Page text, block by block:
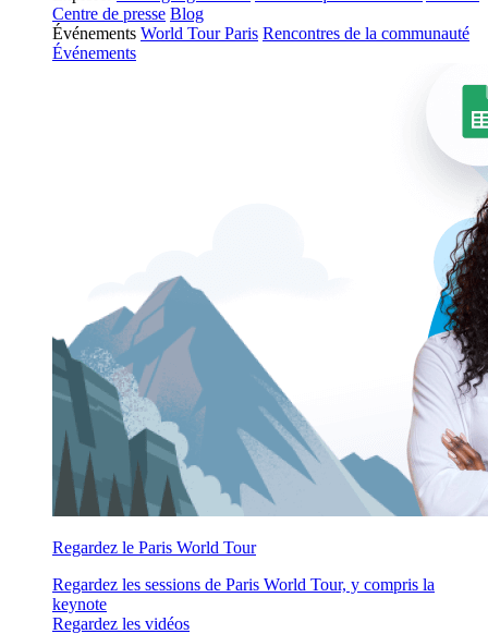
Centre de presse Blog
Événements World Tour Paris Rencontres de la communauté
Événements
Regardez le Paris World Tour
Regardez les sessions de Paris World Tour, y compris la
keynote
Regardez les vidéos